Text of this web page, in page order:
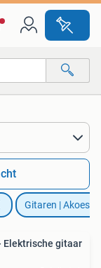
Gitaren |
Elektrische gitaar